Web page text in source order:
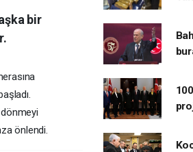
bir
dönmeyi
önlendi.